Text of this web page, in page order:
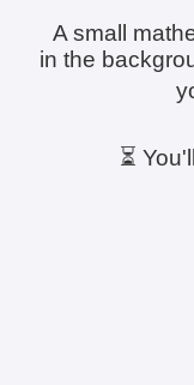
A small
in the
⏳